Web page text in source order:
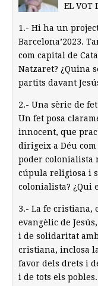
EL VOT
1.- Hi ha un
Barcelona’2023.
com capital de
Natzaret? ¿Quina
partits davant
2.- Una sèrie de
Un fet posa
innocent, que
dirigeix a Déu
poder colonialista
cúpula religiosa i
colonialista? ¿Qui
3.- La fe cristiana,
evangèlic de
i de solidaritat
cristiana, inclosa
favor dels drets i
i de tots els pobles.